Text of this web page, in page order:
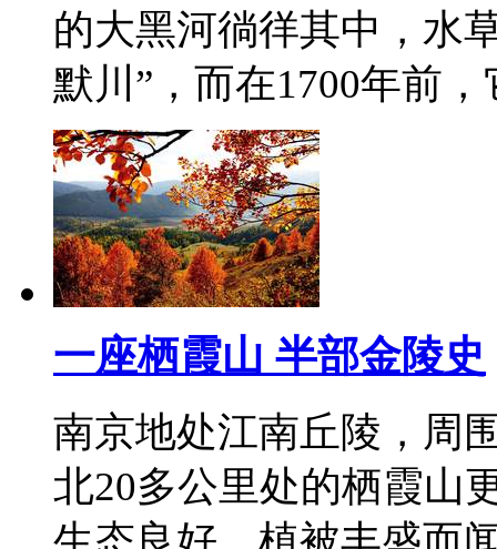
的大黑河徜徉其中，水
默川”，而在1700年前
一座栖霞山 半部金陵史
南京地处江南丘陵，周
北20多公里处的栖霞山